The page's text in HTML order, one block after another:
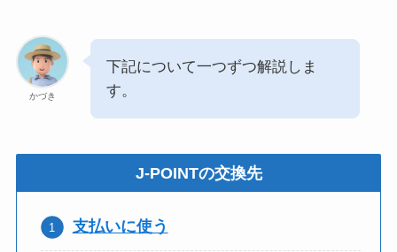
かづき
下記について一つずつ解説しま
す。
J-POINTの交換先
支払いに使う